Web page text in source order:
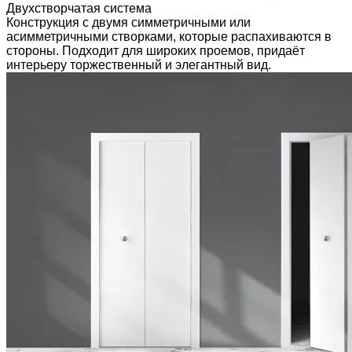
Двухстворчатая система
Конструкция с двумя симметричными или
асимметричными створками, которые распахиваются в
стороны. Подходит для широких проемов, придаёт
интерьеру торжественный и элегантный вид.